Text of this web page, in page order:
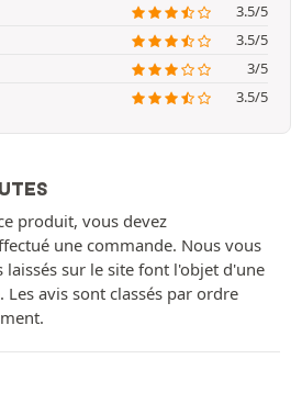
3.5/5
3.5/5
3/5
3.5/5
produit, vous devez
une commande. Nous vous
sur le site font l'objet d'une
. Les avis sont classés par ordre